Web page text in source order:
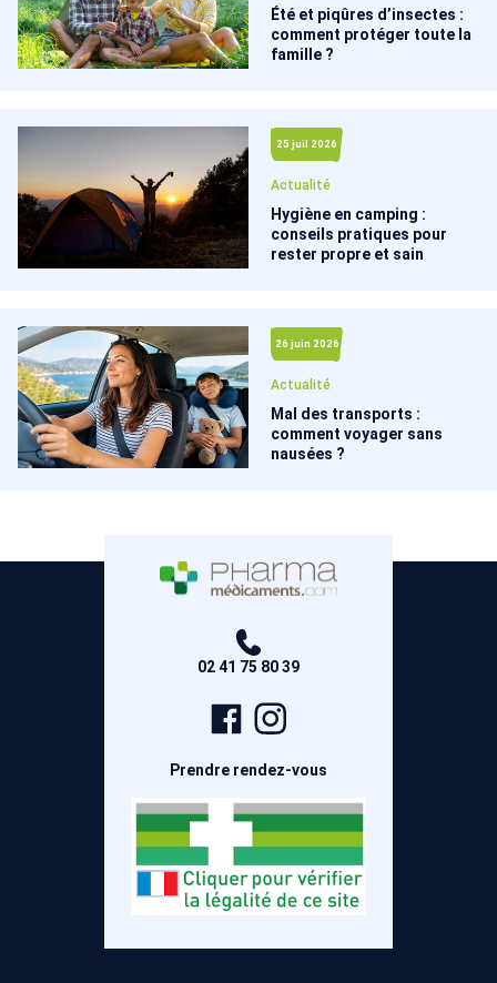
Été et piqûres d’insectes :
comment protéger toute la
famille ?
25 juil 2026
Actualité
Hygiène en camping :
conseils pratiques pour
rester propre et sain
26 juin 2026
Actualité
Mal des transports :
comment voyager sans
nausées ?
02 41 75 80 39
Page
Facebook
Prendre rendez-vous